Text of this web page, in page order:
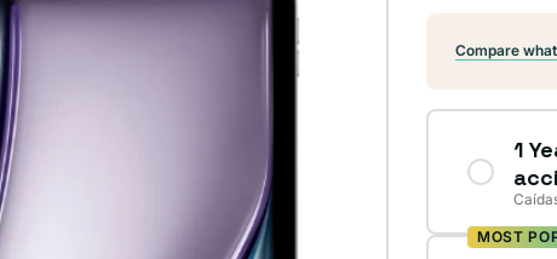
Compare
1
MOST